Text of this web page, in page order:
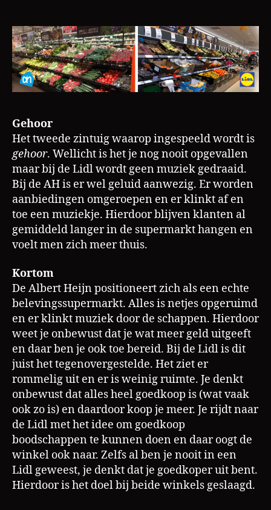
Gehoor
Het tweede zintuig waarop ingespeeld wordt is
gehoor. Wellicht is het je nog nooit opgevallen
maar bij de Lidl wordt geen muziek gedraaid.
Bij de AH is er wel geluid aanwezig. Er worden
aanbiedingen omgeroepen en er klinkt af en
toe een muziekje. Hierdoor blijven klanten al
gemiddeld langer in de supermarkt hangen en
voelt men zich meer thuis.
Kortom
De Albert Heijn positioneert zich als een echte
belevingssupermarkt. Alles is netjes opgeruimd
en er klinkt muziek door de schappen. Hierdoor
weet je onbewust dat je wat meer geld uitgeeft
en daar ben je ook toe bereid. Bij de Lidl is dit
juist het tegenovergestelde. Het ziet er
rommelig uit en er is weinig ruimte. Je denkt
onbewust dat alles heel goedkoop is (wat vaak
ook zo is) en daardoor koop je meer. Je rijdt naar
de Lidl met het idee om goedkoop
boodschappen te kunnen doen en daar oogt de
winkel ook naar. Zelfs al ben je nooit in een
Lidl geweest, je denkt dat je goedkoper uit bent.
Hierdoor is het doel bij beide winkels geslaagd.